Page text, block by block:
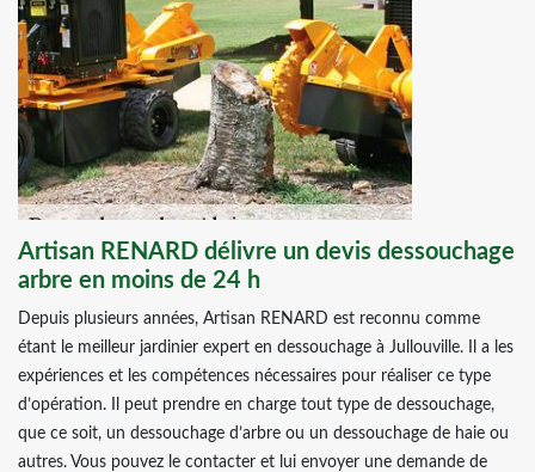
Artisan RENARD délivre un devis dessouchage
arbre en moins de 24 h
Depuis plusieurs années, Artisan RENARD est reconnu comme
étant le meilleur jardinier expert en dessouchage à Jullouville. Il a les
expériences et les compétences nécessaires pour réaliser ce type
d’opération. Il peut prendre en charge tout type de dessouchage,
que ce soit, un dessouchage d’arbre ou un dessouchage de haie ou
autres. Vous pouvez le contacter et lui envoyer une demande de